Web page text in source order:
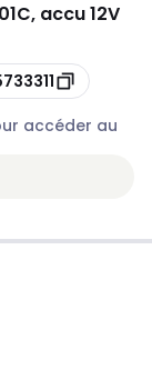
accu 12V
accéder au